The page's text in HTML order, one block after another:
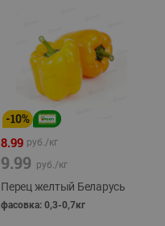
-10%
8.99 руб./кг
9.99 руб./кг
Перец желтый Беларусь
фасовка: 0,3-0,7кг